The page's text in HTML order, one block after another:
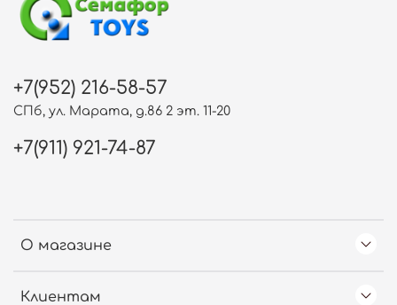
О магазине
Клиентам
+7(952) 216-58-57
СПб, ул. Марата, д.86 2 эт. 11-20
+7(911) 921-74-87